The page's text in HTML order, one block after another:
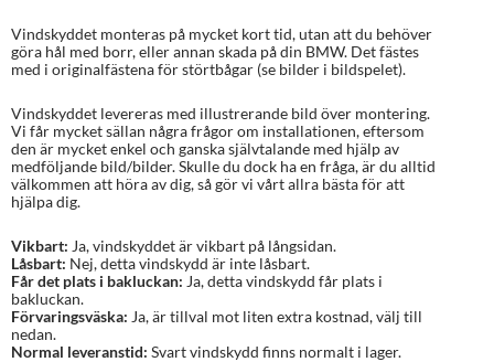
Vindskyddet monteras på mycket kort tid, utan att du behöver
göra hål med borr, eller annan skada på din BMW. Det fästes
med i originalfästena för störtbågar (se bilder i bildspelet).
Vindskyddet levereras med illustrerande bild över montering.
Vi får mycket sällan några frågor om installationen, eftersom
den är mycket enkel och ganska självtalande med hjälp av
medföljande bild/bilder. Skulle du dock ha en fråga, är du alltid
välkommen att höra av dig, så gör vi vårt allra bästa för att
hjälpa dig.
Vikbart: Ja, vindskyddet är vikbart på långsidan.
Låsbart: Nej, detta vindskydd är inte låsbart.
Får det plats i bakluckan: Ja, detta vindskydd får plats i
bakluckan.
Förvaringsväska: Ja, är tillval mot liten extra kostnad, välj till
nedan.
Normal leveranstid: Svart vindskydd finns normalt i lager.